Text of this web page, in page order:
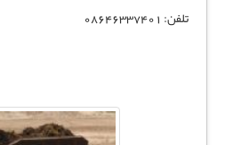
تلفن: 08646337401